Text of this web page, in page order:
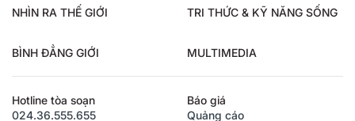
NHÌN RA THẾ GIỚI TRI THỨC & KỸ NĂNG SỐNG
BÌNH ĐẲNG GIỚI MULTIMEDIA
Hotline tòa soạn
024.36.555.655
Báo giá
Quảng cáo